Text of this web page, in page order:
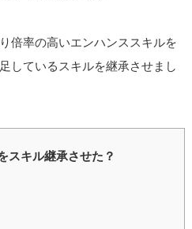
倍率の高いエンハンススキルを
しているスキルを継承させまし
スキル継承させた？